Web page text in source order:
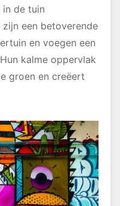
de tuin
een betoverende
en voegen een
kalme oppervlak
groen en creëert